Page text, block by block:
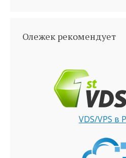
Олежек рекомендует
VDS/VPS в